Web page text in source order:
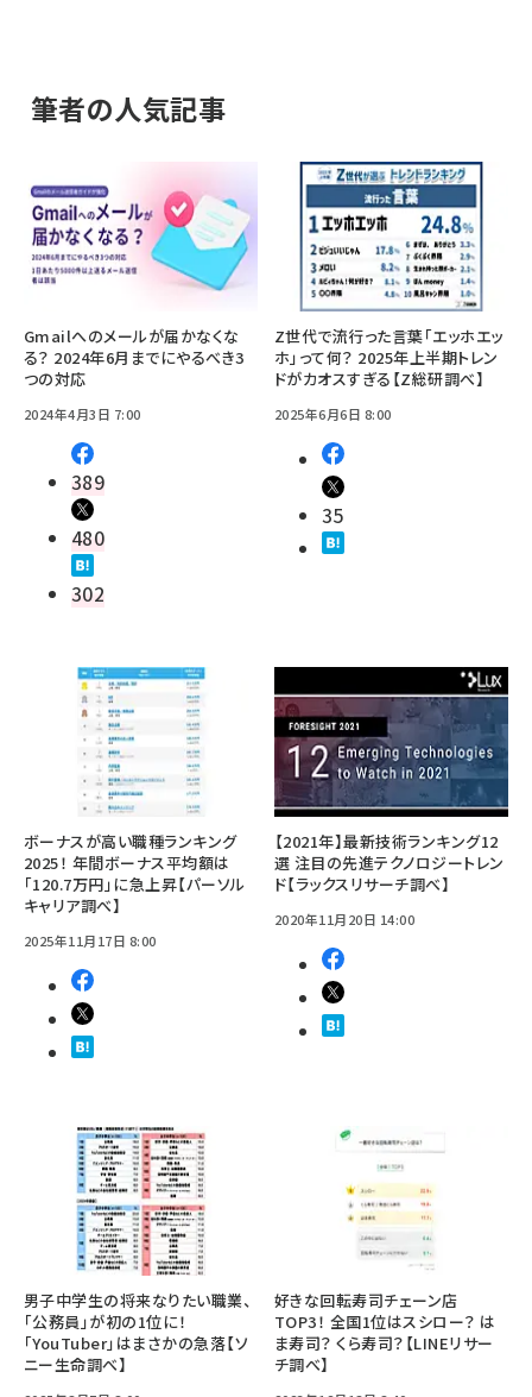
筆者の人気記事
Gmailへのメールが届かなくな
る？ 2024年6月までにやるべき3
つの対応
2024年4月3日 7:00
389
480
302
Z世代で流行った言葉「エッホエッ
ホ」って何？ 2025年上半期トレン
ドがカオスすぎる【Z総研調べ】
2025年6月6日 8:00
35
ボーナスが高い職種ランキング
2025！ 年間ボーナス平均額は
「120.7万円」に急上昇【パーソル
キャリア調べ】
2025年11月17日 8:00
【2021年】最新技術ランキング12
選 注目の先進テクノロジートレン
ド【ラックスリサーチ調べ】
2020年11月20日 14:00
男子中学生の将来なりたい職業、
「公務員」が初の1位に！
「YouTuber」はまさかの急落【ソ
ニー生命調べ】
好きな回転寿司チェーン店
TOP3！ 全国1位はスシロー？ は
ま寿司？ くら寿司？【LINEリサー
チ調べ】